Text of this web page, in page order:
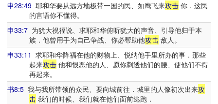
申28:49 耶和华要从远方地极带一国的民、如鹰飞来攻击 你．这民
的言语你不懂得。
申33:7 为犹大祝福说、求耶和华俯听犹大的声音、引导他归于本
族．他曾用手为自己争战、你必帮助他攻击敌人。
申33:11 求耶和华降福在他的财物上、悦纳他手里所办的事．那些
起来攻击他和恨恶他的人、愿你刺透他们的腰、使他们不得
再起来。
书8:5 我与我所带领的众民、要向城前往．城里的人像初次出来攻
击我们的时候、我们就在他们面前逃跑．